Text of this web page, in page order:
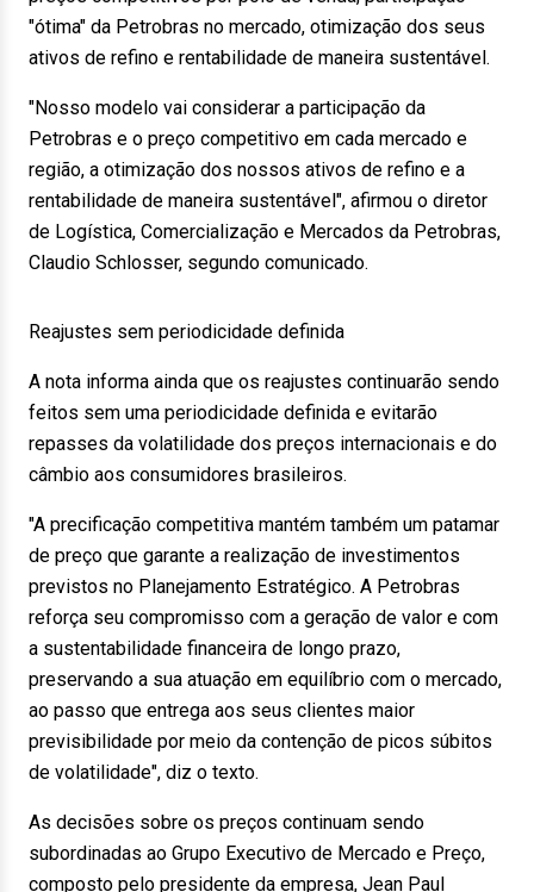
"ótima" da Petrobras no mercado, otimização dos seus
ativos de refino e rentabilidade de maneira sustentável.
"Nosso modelo vai considerar a participação da
Petrobras e o preço competitivo em cada mercado e
região, a otimização dos nossos ativos de refino e a
rentabilidade de maneira sustentável", afirmou o diretor
de Logística, Comercialização e Mercados da Petrobras,
Claudio Schlosser, segundo comunicado.
Reajustes sem periodicidade definida
A nota informa ainda que os reajustes continuarão sendo
feitos sem uma periodicidade definida e evitarão
repasses da volatilidade dos preços internacionais e do
câmbio aos consumidores brasileiros.
"A precificação competitiva mantém também um patamar
de preço que garante a realização de investimentos
previstos no Planejamento Estratégico. A Petrobras
reforça seu compromisso com a geração de valor e com
a sustentabilidade financeira de longo prazo,
preservando a sua atuação em equilíbrio com o mercado,
ao passo que entrega aos seus clientes maior
previsibilidade por meio da contenção de picos súbitos
de volatilidade", diz o texto.
As decisões sobre os preços continuam sendo
subordinadas ao Grupo Executivo de Mercado e Preço,
composto pelo presidente da empresa, Jean Paul